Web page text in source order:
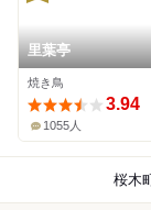
里葉亭
焼き鳥
3.94
1055人
桜木